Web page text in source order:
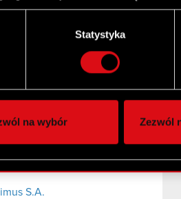
charakteryzującego je zbiory
są przetwarzane oraz ustaw
lub wycofać swoją zgodę w
i reklam, aby oferować funkcje
mogą połączyć te informacje
z ich usług. Kontynuując
Statystyka
na wybór Zezwól
S.A.